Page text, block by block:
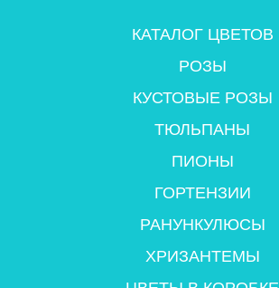
КАТАЛОГ ЦВЕТОВ
РОЗЫ
КУСТОВЫЕ РОЗЫ
ТЮЛЬПАНЫ
ПИОНЫ
ГОРТЕНЗИИ
РАНУНКУЛЮСЫ
ХРИЗАНТЕМЫ